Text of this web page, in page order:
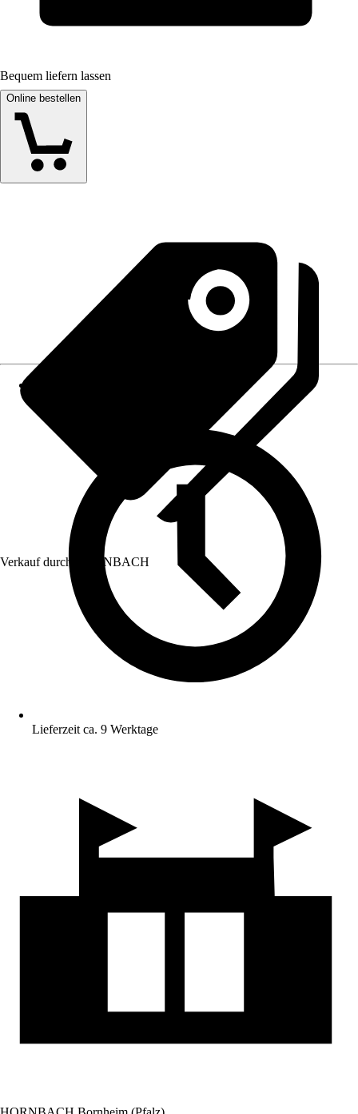
Bequem liefern lassen
Online bestellen
Verkauf durch: HORNBACH
Lieferzeit ca. 9 Werktage